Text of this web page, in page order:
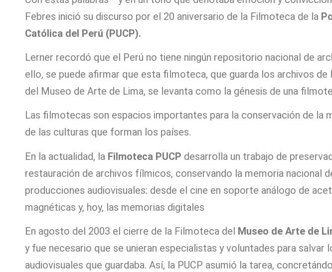
Febres inició su discurso por el 20 aniversario de la Filmoteca de la
Católica del Perú (PUCP).
Lerner recordó que el Perú no tiene ningún repositorio nacional de
ello, se puede afirmar que esta filmoteca, que guarda los archivos
del Museo de Arte de Lima, se levanta como la génesis de una
Las filmotecas son espacios importantes para la conservación de la
de las culturas que forman los países.
En la actualidad, la Filmoteca PUCP desarrolla un trabajo de
restauración de archivos fílmicos, conservando la memoria nacional
producciones audiovisuales: desde el cine en soporte análogo de
magnéticas y, hoy, las memorias digitales
En agosto del 2003 el cierre de la Filmoteca del Museo de Arte de
y fue necesario que se unieran especialistas y voluntades para salvar
audiovisuales que guardaba. Así, la PUCP asumió la tarea,